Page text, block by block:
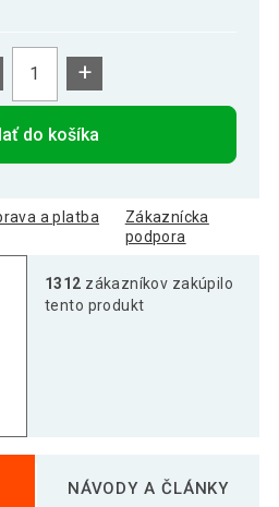
+
do košíka
a platba
Zákaznícka
podpora
1312 zákazníkov zakúpilo
tento produkt
NÁVODY A ČLÁNKY